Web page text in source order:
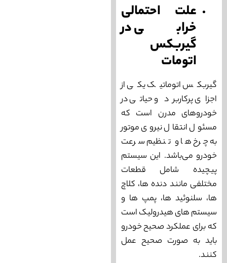
علت احتمالی
خرابی در
گیربکس
اتومات
گیربکس اتوماتیک یکی از
اجزای پرکاربرد و حیاتی در
خودروهای مدرن است که
مسئول انتقال نیروی موتور
به چرخ‌ ها و تنظیم سرعت
خودرو می‌‌باشد. این سیستم
پیچیده شامل قطعات
مختلفی مانند دنده‌ ها، کلاچ‌
ها، سلنوئید‌ ها، پمپ‌ ها و
سیستم‌ های هیدرولیک است
که برای عملکرد صحیح خودرو
باید به صورت صحیح عمل
کنند.